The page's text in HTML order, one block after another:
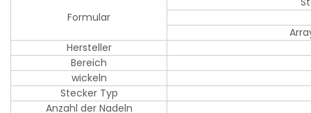
Formular
Hersteller
Bereich
wickeln
Stecker Typ
Anzahl der Nadeln